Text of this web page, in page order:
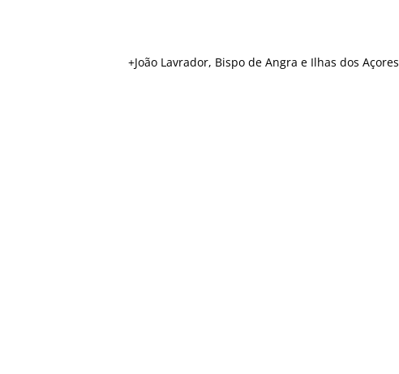
+João Lavrador, Bispo de Angra e Ilhas dos Açores